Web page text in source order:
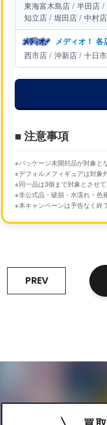
東海富木島店 / 半田店
知立店 / 堀田店 / 中村
メディオ！ 各
西市店 / 沖新店 / 十日
■ 注意事項
※パッケージ未開封品が対象と
※デフォルメフィギュアは対象
※同一品は3個まで対象とさせて
※非公式品・破損・水濡れ・色
※本キャンペーンは予告なく終
PREV